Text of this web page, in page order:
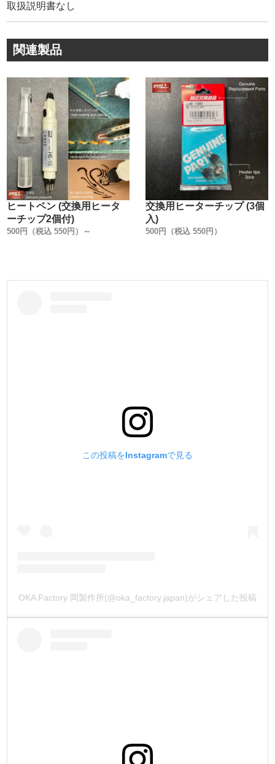
繊維が開かないので【針穴に通しやすく】、撚り戻りがな
い為【縫い上がりが美しく】なります。
・
ー蝋引き加工についてー
の【糸の浮き(縫い戻り)が無い】最適な状態を目指しまし
た。
手作業で蝋引きした時の、糸表面だけの蝋引きとは異な
り、蝋を溶かして【糸の芯まで浸透】させています。
・
ー色数ー
【全70色】あります。
作品の色味に合わせて、微妙な色加減にも対応出来る様に
しました。
・
ー糸の太さ・長さ・構成ー
#5・#8の200m巻きのみ、【ストップネット】を付属して
糸が解けてくるのを防ぎ、必要な分だけスムーズに取り出
取扱説明書なし
関連製品
ヒートペン (交換用ヒータ
ーチップ2個付)
500円（税込 550円）～
交換用ヒーターチップ (3個
入)
500円（税込 550円）
この投稿をInstagramで見る
OKA Factory 岡製作所(@oka_factory.japan)がシェアした投稿